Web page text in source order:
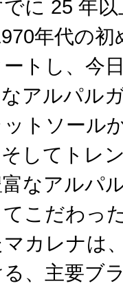
に 25 年
年代の
トし、今
アルパル
トソール
してトレ
なアルパ
こだわっ
カレナは
、主要ブ